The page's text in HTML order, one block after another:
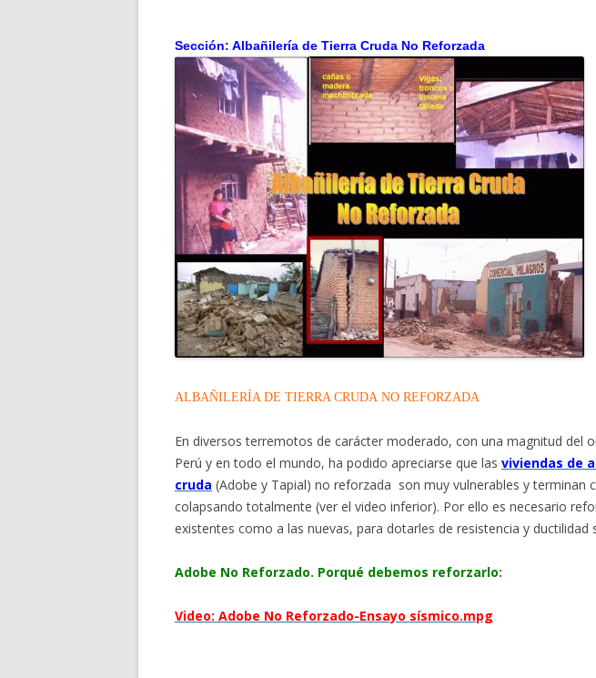
Sección: Albañilería de Tierra Cruda No Reforzada
ALBAÑILERÍA DE TIERRA CRUDA NO REFORZADA
En diversos terremotos de carácter moderado, con una magnitud del
Perú y en todo el mundo, ha podido apreciarse que las viviendas de
cruda (Adobe y Tapial) no reforzada son muy vulnerables y terminan
colapsando totalmente (ver el video inferior). Por ello es necesario
existentes como a las nuevas, para dotarles de resistencia y ductilidad
Adobe No Reforzado. Porqué debemos reforzarlo:
Video: Adobe No Reforzado-Ensayo sísmico.mpg